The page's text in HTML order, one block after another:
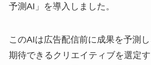
予測AI」を導入しました。
このAIは広告配信前に成果を予測
期待できるクリエイティブを選定